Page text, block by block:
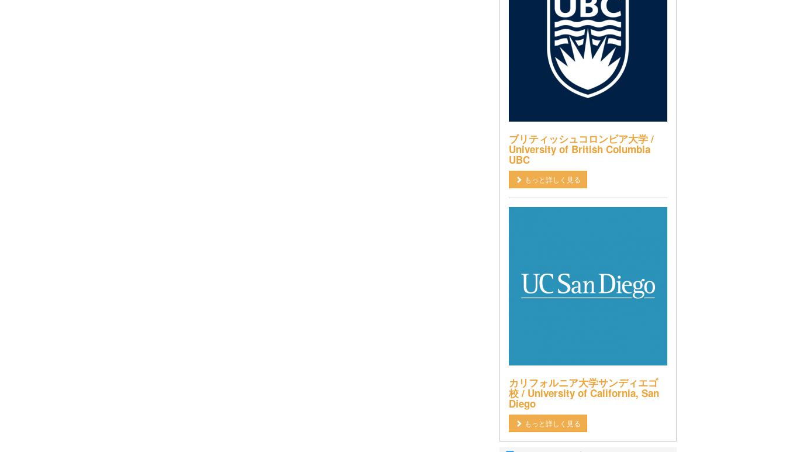
ブリティッシュコロンビア大学 /
University of British Columbia
UBC
もっと詳しく見る
カリフォルニア大学サンディエゴ
校 / University of California, San
Diego
もっと詳しく見る